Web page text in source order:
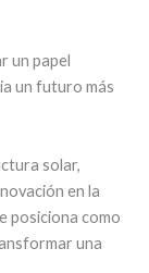
un papel
un futuro más
solar,
en la
posiciona como
una